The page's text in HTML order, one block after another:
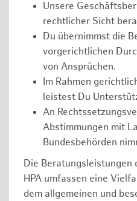
Unsere
rechtlicher Sicht
Du übernimmst die
vorgerichtlichen
von Ansprüchen.
Im Rahmen
leistest Du
An
Abstimmungen mit
Bundesbehörden
Die Beratungsleistungen
HPA umfassen eine
dem allgemeinen und